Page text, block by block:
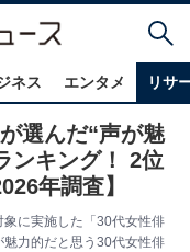
ネス エンタメ リサ
選んだ“声が魅
ンキング！ 2位
年調査】
に実施した「30代女性俳
力的だと思う30代女性俳